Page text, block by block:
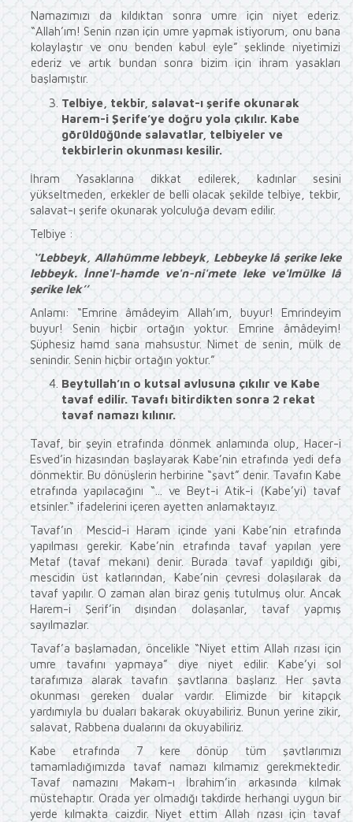
Namazımızı da kıldıktan sonra umre için niyet ederiz.
“Allah’ım! Senin rızan için umre yapmak istiyorum, onu bana
kolaylaştır ve onu benden kabul eyle” şeklinde niyetimizi
ederiz ve artık bundan sonra bizim için ihram yasakları
başlamıştır.
Telbiye, tekbir, salavat-ı şerife okunarak
Harem-i Şerife’ye doğru yola çıkılır. Kabe
görüldüğünde salavatlar, telbiyeler ve
tekbirlerin okunması kesilir.
İhram Yasaklarına dikkat edilerek, kadınlar sesini
yükseltmeden, erkekler de belli olacak şekilde telbiye, tekbir,
salavat-ı şerife okunarak yolculuğa devam edilir.
Telbiye :
‘’Lebbeyk, Allahümme lebbeyk, Lebbeyke lâ şerike leke
lebbeyk. İnne'l-hamde ve'n-ni'mete leke ve'lmülke lâ
şerike lek’’
Anlamı: “Emrine âmâdeyim Allah’ım, buyur! Emrindeyim
buyur! Senin hiçbir ortağın yoktur. Emrine âmâdeyim!
Şüphesiz hamd sana mahsustur. Nimet de senin, mülk de
senindir. Senin hiçbir ortağın yoktur.”
Beytullah’ın o kutsal avlusuna çıkılır ve Kabe
tavaf edilir. Tavafı bitirdikten sonra 2 rekat
tavaf namazı kılınır.
Tavaf, bir şeyin etrafında dönmek anlamında olup, Hacer-i
Esved’in hizasından başlayarak Kabe’nin etrafında yedi defa
dönmektir. Bu dönüşlerin herbirine “şavt” denir. Tavafın Kabe
etrafında yapılacağını “... ve Beyt-i Atik-i (Kabe’yi) tavaf
etsinler.“ ifadelerini içeren ayetten anlamaktayız.
Tavaf’ın Mescid-i Haram içinde yani Kabe’nin etrafında
yapılması gerekir. Kabe’nin etrafında tavaf yapılan yere
Metaf (tavaf mekanı) denir. Burada tavaf yapıldığı gibi,
mescidin üst katlarından, Kabe’nin çevresi dolaşılarak da
tavaf yapılır. O zaman alan biraz geniş tutulmuş olur. Ancak
Harem-i Şerif’in dışından dolaşanlar, tavaf yapmış
sayılmazlar.
Tavaf’a başlamadan, öncelikle “Niyet ettim Allah rızası için
umre tavafını yapmaya” diye niyet edilir. Kabe’yi sol
tarafımıza alarak tavafın şavtlarına başlarız. Her şavta
okunması gereken dualar vardır. Elimizde bir kitapçık
yardımıyla bu duaları bakarak okuyabiliriz. Bunun yerine zikir,
salavat, Rabbena dualarını da okuyabiliriz.
Kabe etrafında 7 kere dönüp tüm şavtlarımızı
tamamladığımızda tavaf namazı kılmamız gerekmektedir.
Tavaf namazını Makam-ı İbrahim’in arkasında kılmak
müstehaptır. Orada yer olmadığı takdirde herhangi uygun bir
yerde kılmakta caizdir. Niyet ettim Allah rızası için tavaf